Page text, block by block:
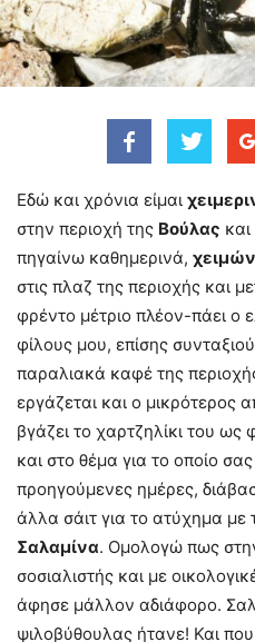
Εδώ και χρόνια είμαι
στην περιοχή της Βούλας
πηγαίνω καθημερινά,
στις πλαζ της περιοχής και
φρέντο μέτριο πλέον-πάει ο
φίλους μου, επίσης
παραλιακά καφέ της
εργάζεται και ο μικρότερος
βγάζει το χαρτζηλίκι του
και στο θέμα για το οποίο
προηγούμενες ημέρες,
άλλα σάιτ για το ατύχημα με
Σαλαμίνα. Ομολογώ πως
σοσιαλιστής και με
άφησε μάλλον αδιάφορο.
ψιλοβύθουλας ήτανε! Και